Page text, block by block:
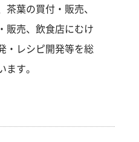
茶葉の買付・販売、
販売、飲食店にむけ
・レシピ開発等を総
ます。